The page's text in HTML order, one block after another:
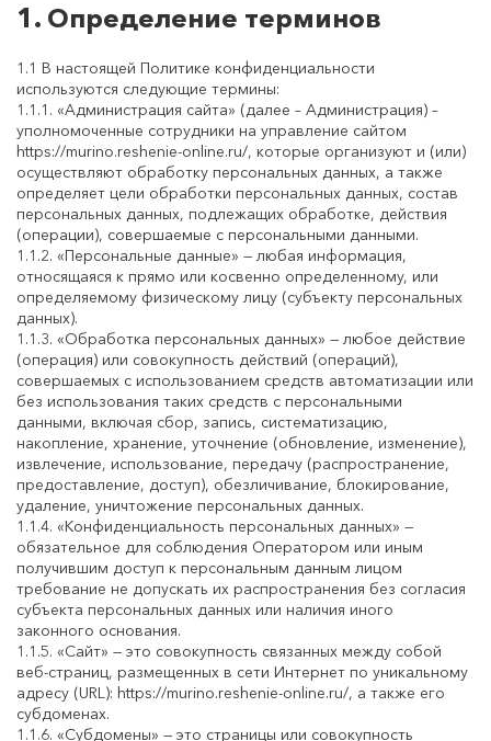
1. Определение терминов
1.1 В настоящей Политике конфиденциальности
используются следующие термины:
1.1.1. «Администрация сайта» (далее – Администрация) –
уполномоченные сотрудники на управление сайтом
https://murino.reshenie-online.ru/, которые организуют и (или)
осуществляют обработку персональных данных, а также
определяет цели обработки персональных данных, состав
персональных данных, подлежащих обработке, действия
(операции), совершаемые с персональными данными.
1.1.2. «Персональные данные» — любая информация,
относящаяся к прямо или косвенно определенному, или
определяемому физическому лицу (субъекту персональных
данных).
1.1.3. «Обработка персональных данных» — любое действие
(операция) или совокупность действий (операций),
совершаемых с использованием средств автоматизации или
без использования таких средств с персональными
данными, включая сбор, запись, систематизацию,
накопление, хранение, уточнение (обновление, изменение),
извлечение, использование, передачу (распространение,
предоставление, доступ), обезличивание, блокирование,
удаление, уничтожение персональных данных.
1.1.4. «Конфиденциальность персональных данных» —
обязательное для соблюдения Оператором или иным
получившим доступ к персональным данным лицом
требование не допускать их распространения без согласия
субъекта персональных данных или наличия иного
законного основания.
1.1.5. «Сайт» — это совокупность связанных между собой
веб-страниц, размещенных в сети Интернет по уникальному
адресу (URL): https://murino.reshenie-online.ru/, а также его
субдоменах.
1.1.6. «Субдомены» — это страницы или совокупность